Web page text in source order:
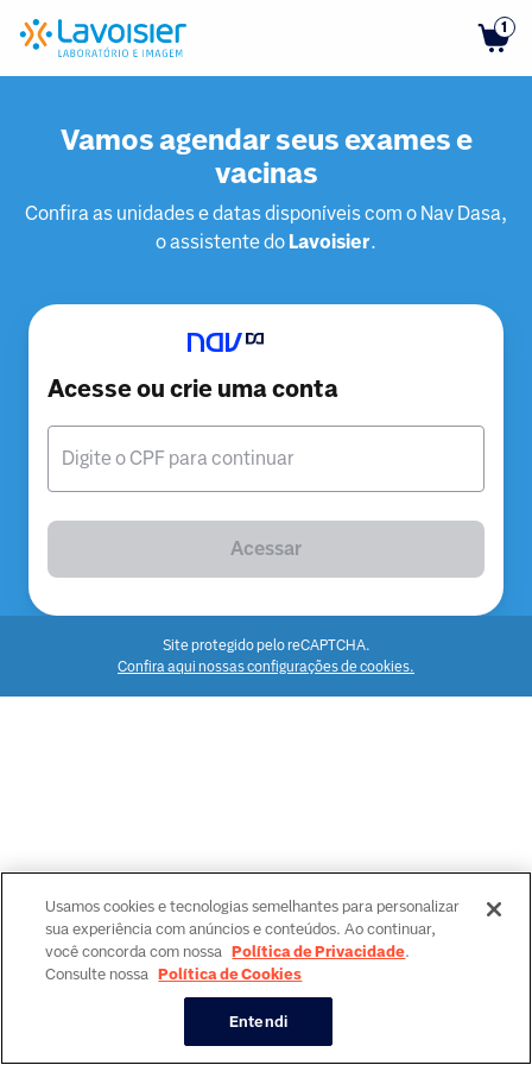
1
Vamos agendar seus exames e
vacinas
Confira as unidades e datas disponíveis com o Nav Dasa,
o assistente do Lavoisier.
Acesse ou crie uma conta
Digite o CPF para continuar
Acessar
Site protegido pelo reCAPTCHA.
Confira aqui nossas configurações de cookies.
Usamos cookies e tecnologias semelhantes para personalizar
sua experiência com anúncios e conteúdos. Ao continuar,
você concorda com nossa Política de Privacidade.
Consulte nossa Política de Cookies
Entendi